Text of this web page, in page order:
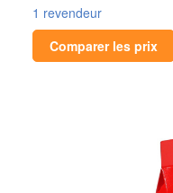
1 revendeur
Comparer les prix